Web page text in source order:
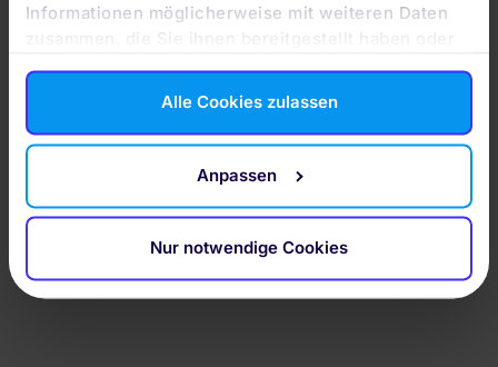
Informationen möglicherweise mit weiteren Daten
zusammen, die Sie ihnen bereitgestellt haben oder
gesammelt haben. Durch Klicken auf „Zulassen“-
Buttons willigen Sie gem. Art. 49 Abs. 1 DSGVO ein,
dass auch Anbieter in den USA Ihre Daten
verarbeiten. Es ist möglich, dass die übermittelten
Alle Cookies zulassen
Anpassen
Nur notwendige Cookies
den Renditechancen der Internationalen Märkte
ausgewählten ETFs bei geringen Kosten
Professionalität der Quirin Privatbank
Vielfach ausgezeichnet von
WirtschaftsWoche, Capital, extraETF, €uro
am Sonntag, n-tv, Stern und vielen mehr